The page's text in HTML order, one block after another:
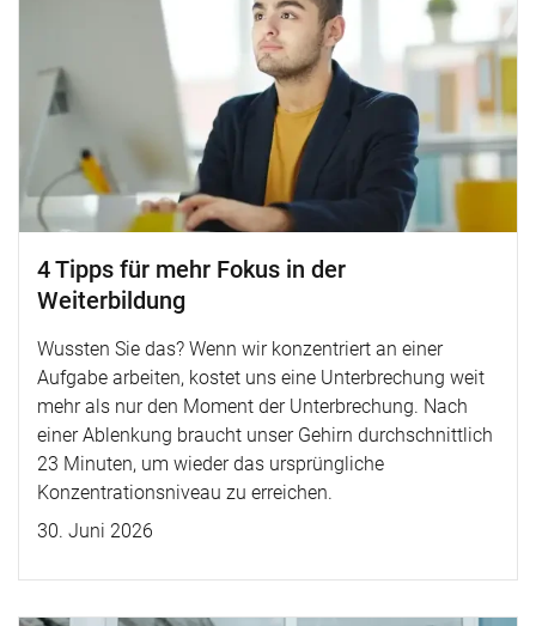
4 Tipps für mehr Fokus in der
Weiterbildung
Wussten Sie das? Wenn wir konzentriert an einer
Aufgabe arbeiten, kostet uns eine Unterbrechung weit
mehr als nur den Moment der Unterbrechung. Nach
einer Ablenkung braucht unser Gehirn durchschnittlich
23 Minuten, um wieder das ursprüngliche
Konzentrationsniveau zu erreichen.
30. Juni 2026